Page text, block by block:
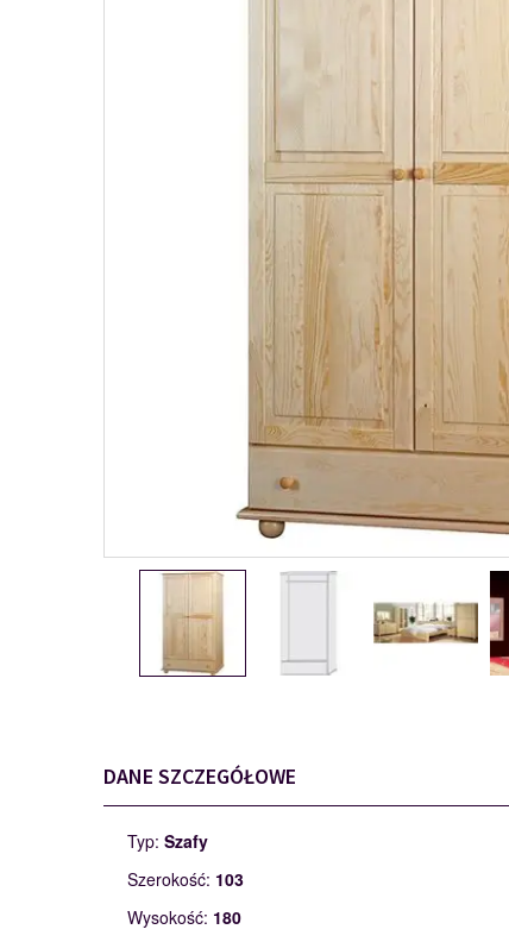
DANE SZCZEGÓŁOWE
Typ: Szafy
Szerokość: 103
Wysokość: 180